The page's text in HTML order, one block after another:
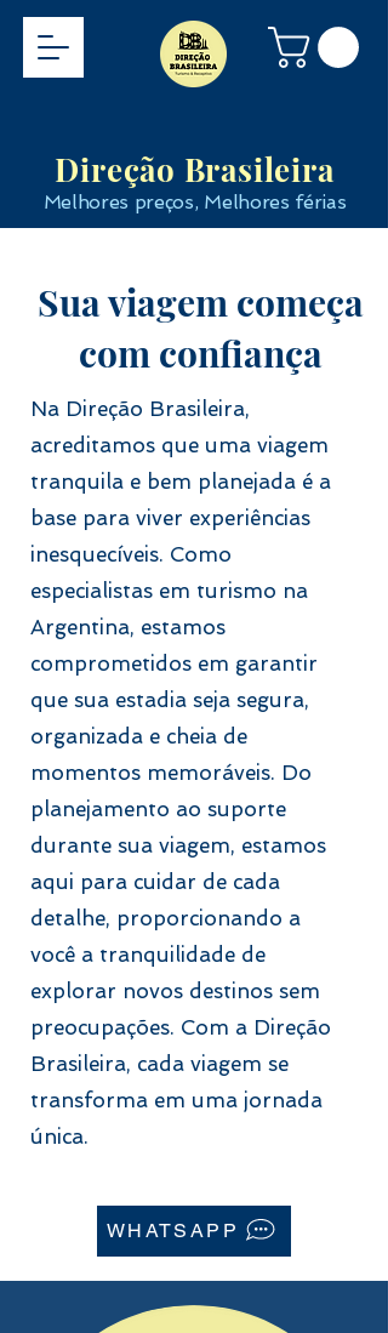
Direção Brasileira
Melhores preços, Melhores férias
Sua viagem começa
com confiança
Na Direção Brasileira,
acreditamos que uma viagem
tranquila e bem planejada é a
base para viver experiências
inesquecíveis. Como
especialistas em turismo na
Argentina, estamos
comprometidos em garantir
que sua estadia seja segura,
organizada e cheia de
momentos memoráveis. Do
planejamento ao suporte
durante sua viagem, estamos
aqui para cuidar de cada
detalhe, proporcionando a
você a tranquilidade de
explorar novos destinos sem
preocupações. Com a Direção
Brasileira, cada viagem se
transforma em uma jornada
única.
WHATSAPP